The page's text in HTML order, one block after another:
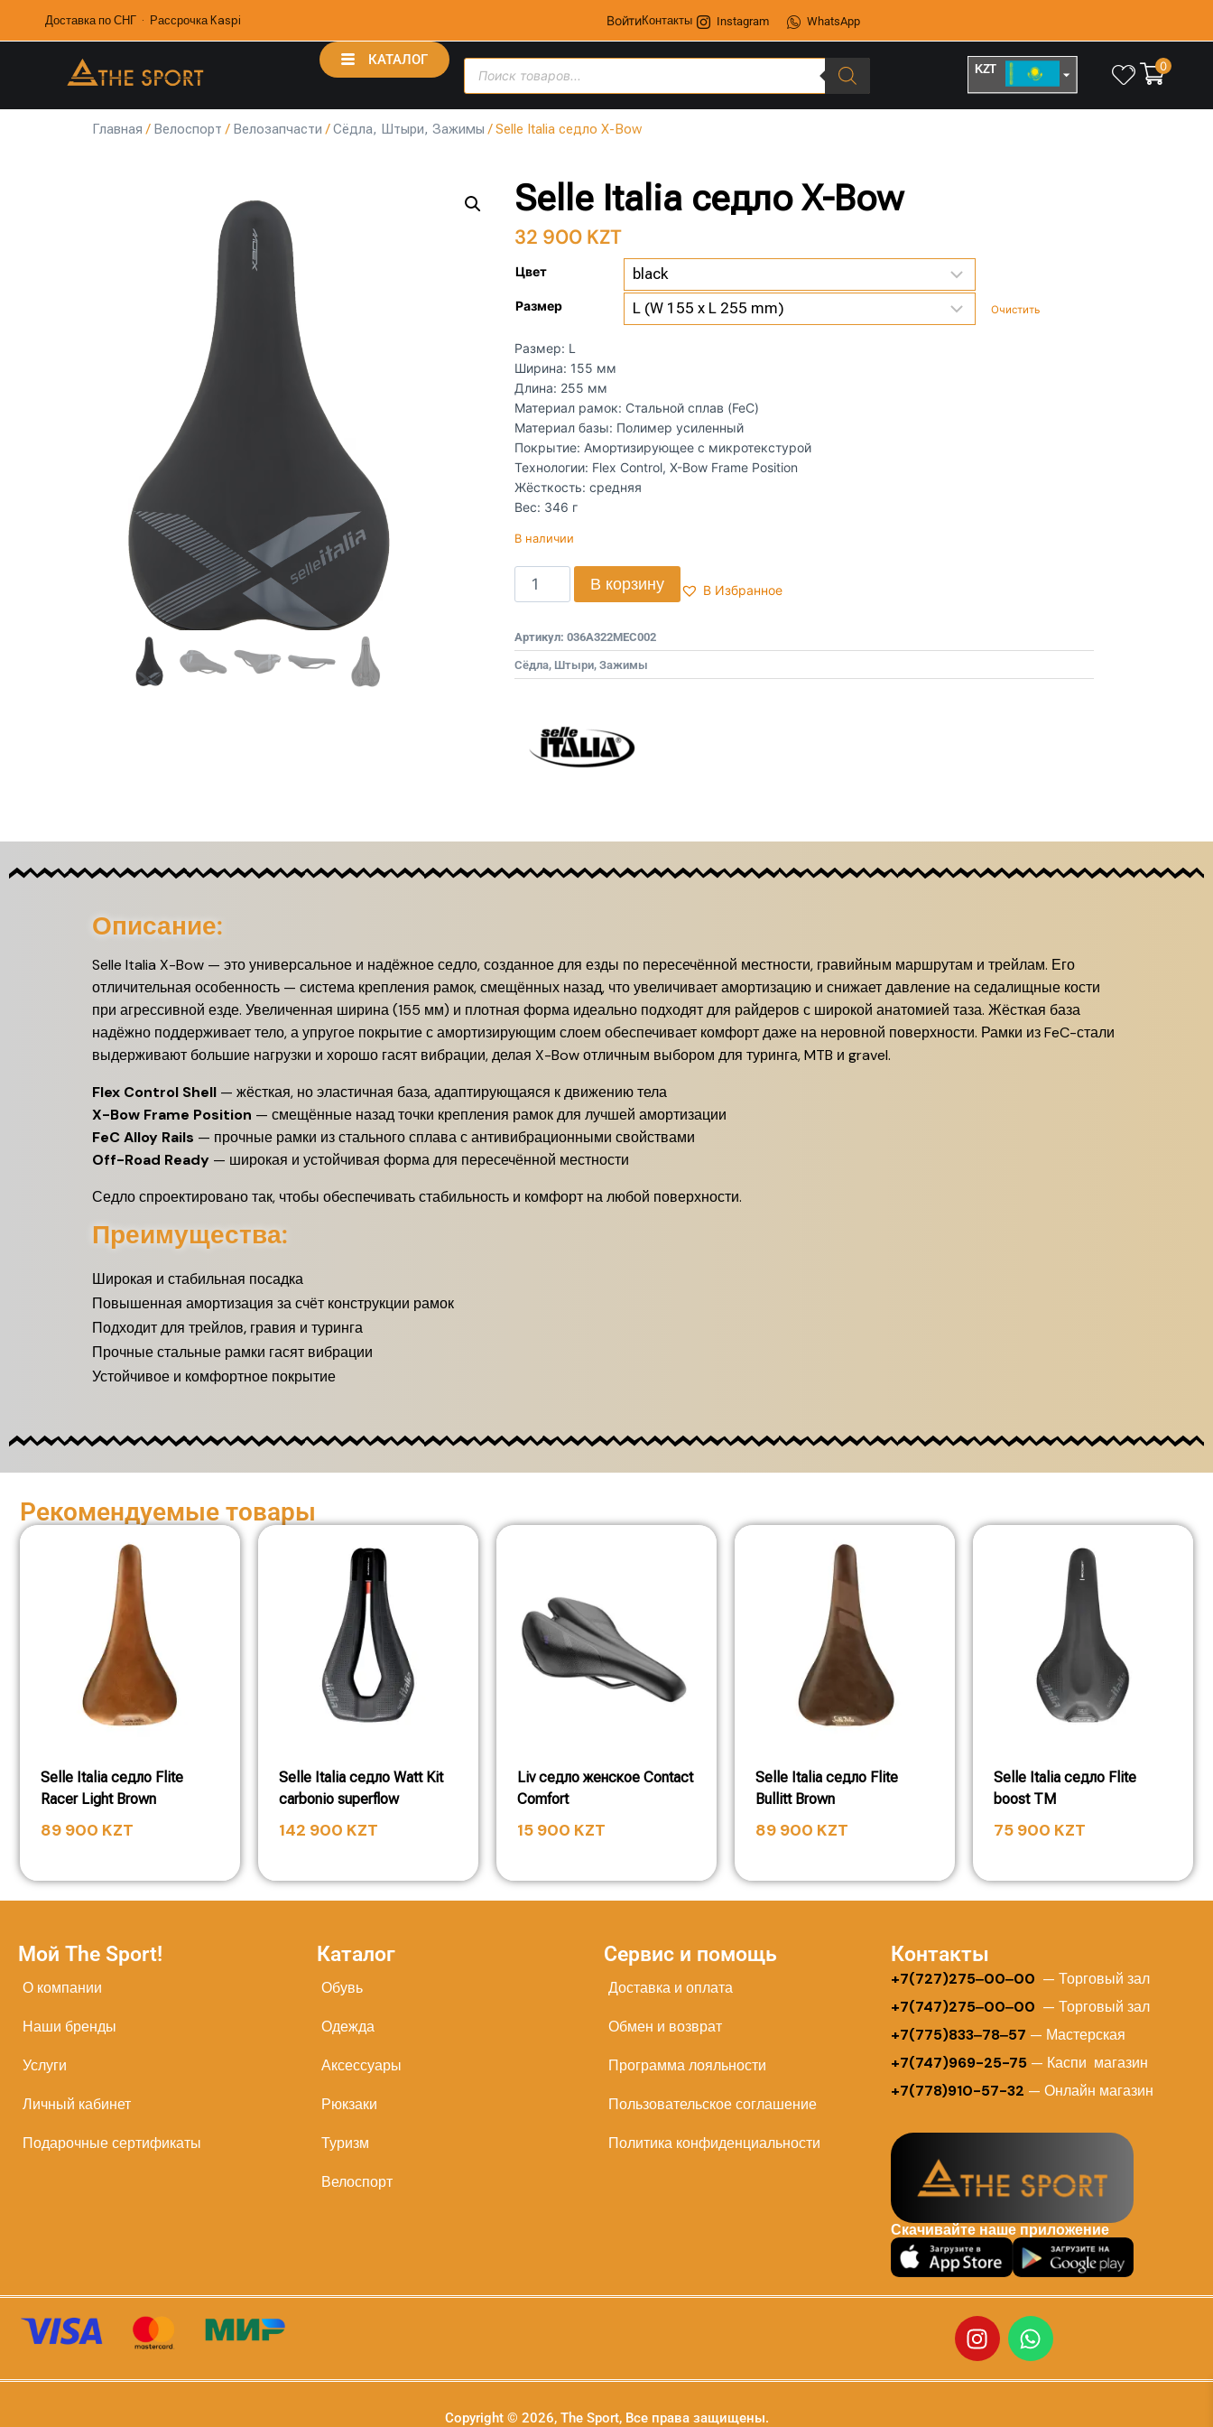
Доставка по СНГ · Рассрочка Kaspi ВойтиКонтакты Instagram WhatsApp
КАТАЛОГ
KZT 0
Главная / Велоспорт / Велозапчасти /Сёдла, Штыри, Зажимы / Selle Italia седло X-Bow
Selle Italia седло X-Bow
32 900 KZT
Цвет
Размер Очистить
Размер: L
Ширина: 155 мм
Длина: 255 мм
Материал рамок: Стальной сплав (FeC)
Материал базы: Полимер усиленный
Покрытие: Амортизирующее с микротекстурой
Технологии: Flex Control, X-Bow Frame Position
Жёсткость: средняя
Вес: 346 г
В наличии
В корзину В Избранное
Артикул: 036A322MEC002
Сёдла, Штыри, Зажимы
Описание:
Selle Italia X-Bow — это универсальное и надёжное седло, созданное для езды по пересечённой местности, гравийным маршрутам и трейлам. Его
отличительная особенность — система крепления рамок, смещённых назад, что увеличивает амортизацию и снижает давление на седалищные кости
при агрессивной езде. Увеличенная ширина (155 мм) и плотная форма идеально подходят для райдеров с широкой анатомией таза. Жёсткая база
надёжно поддерживает тело, а упругое покрытие с амортизирующим слоем обеспечивает комфорт даже на неровной поверхности. Рамки из FeC-стали
выдерживают большие нагрузки и хорошо гасят вибрации, делая X-Bow отличным выбором для туринга, MTB и gravel.
Flex Control Shell — жёсткая, но эластичная база, адаптирующаяся к движению тела
X-Bow Frame Position — смещённые назад точки крепления рамок для лучшей амортизации
FeC Alloy Rails — прочные рамки из стального сплава с антивибрационными свойствами
Off-Road Ready — широкая и устойчивая форма для пересечённой местности
Седло спроектировано так, чтобы обеспечивать стабильность и комфорт на любой поверхности.
Преимущества:
Широкая и стабильная посадка
Повышенная амортизация за счёт конструкции рамок
Подходит для трейлов, гравия и туринга
Прочные стальные рамки гасят вибрации
Устойчивое и комфортное покрытие
Рекомендуемые товары
Selle Italia седло Flite
Racer Light Brown
89 900 KZT
Selle Italia седло Watt Kit
carbonio superflow
142 900 KZT
Liv седло женское Contact
Comfort
15 900 KZT
Selle Italia седло Flite
Bullitt Brown
89 900 KZT
Selle Italia седло Flite
boost TM
75 900 KZT
Мой The Sport!
О компании
Наши бренды
Услуги
Личный кабинет
Подарочные сертификаты
Каталог
Обувь
Одежда
Аксессуары
Рюкзаки
Туризм
Велоспорт
Сервис и помощь
Доставка и оплата
Обмен и возврат
Программа лояльности
Пользовательское соглашение
Политика конфиденциальности
Контакты
+7(727)275‒00‒00 — Торговый зал
+7(747)275‒00‒00 — Торговый зал
+7(775)833‒78‒57 — Мастерская
+7(747)969-25-75— Каспи магазин
+7(778)910-57-32 — Онлайн магазин
Скачивайте наше приложение
Copyright © 2026, The Sport, Все права защищены.